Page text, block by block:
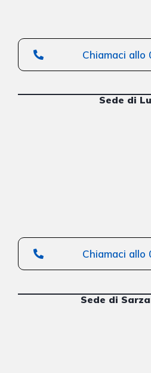
Chiamaci allo
Sede di
Chiamaci allo
Sede di